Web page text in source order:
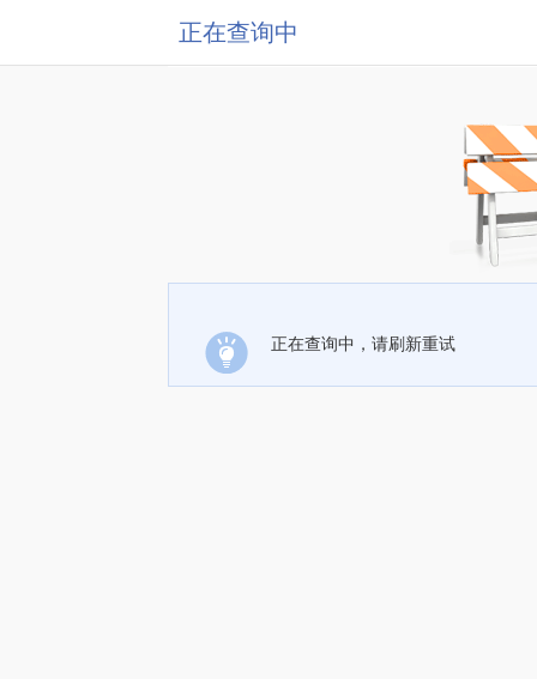
正在查询中
正在查询中，请刷新重试